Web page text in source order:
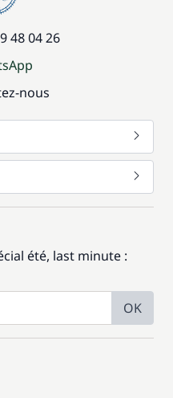
48 04 26
nous
été, last minute :
OK